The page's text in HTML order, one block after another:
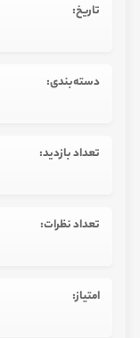
تاریخ:
دسته‌بندی:
تعداد بازدید:
تعداد نظرات:
امتیاز: